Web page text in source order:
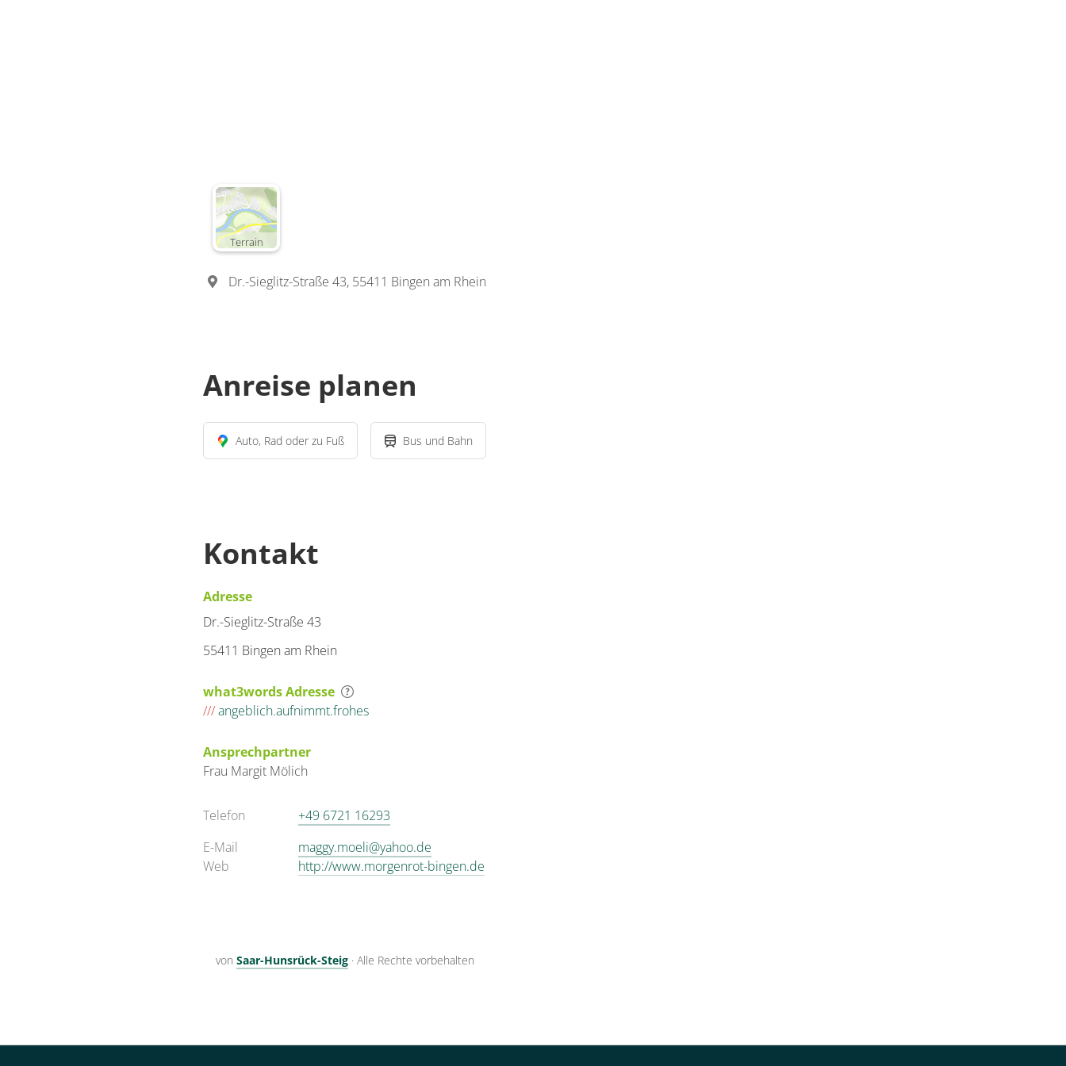
Terrain
Dr.-Sieglitz-Straße 43, 55411 Bingen am Rhein
Anreise planen
Auto, Rad oder zu Fuß Bus und Bahn
Kontakt
Adresse
Dr.-Sieglitz-Straße 43
55411 Bingen am Rhein
what3words Adresse
///angeblich.aufnimmt.frohes
Ansprechpartner
Frau Margit Mölich
Telefon
+49 6721 16293
E-Mail
maggy.moeli@yahoo.de
Web
http://www.morgenrot-bingen.de
von Saar-Hunsrück-Steig · Alle Rechte vorbehalten